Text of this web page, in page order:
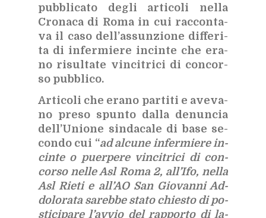
pub­bli­ca­to de­gli ar­ti­co­li nel­la
Cro­na­ca di Roma in cui rac­con­ta­
va il caso del­l’as­sun­zio­ne dif­fe­ri­
ta di in­fer­mie­re in­cin­te che era­
no ri­sul­ta­te vin­ci­tri­ci di con­cor­
so pub­bli­co.
Ar­ti­co­li che era­no par­ti­ti e ave­va­
no pre­so spun­to dal­la de­nun­cia
del­l’U­nio­ne sin­da­ca­le di base se­
con­do cui “ad al­cu­ne in­fer­mie­re in­
cin­te o puer­pe­re vin­ci­tri­ci di con­
cor­so nel­le Asl Roma 2, al­l’I­fo, nel­la
Asl Rie­ti e al­l’AO San Gio­van­ni Ad­
do­lo­ra­ta sa­reb­be sta­to chie­sto di po­
sti­ci­pa­re l’av­vio del rap­por­to di la­